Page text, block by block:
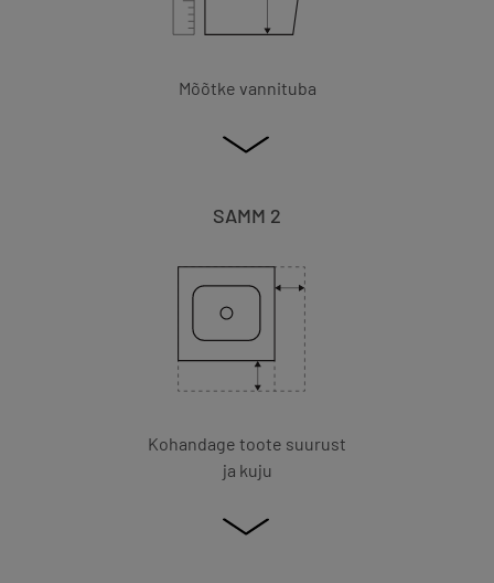
Mõõtke vannituba
SAMM 2
Kohandage toote suurust
ja kuju